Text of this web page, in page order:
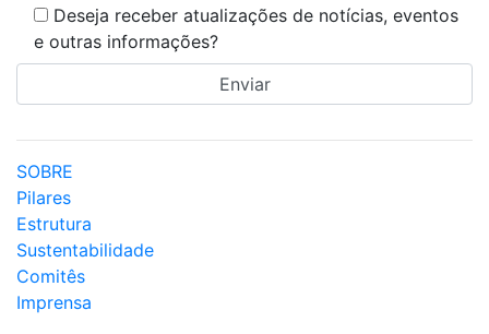
Deseja receber atualizações de notícias, eventos
e outras informações?
SOBRE
Pilares
Estrutura
Sustentabilidade
Comitês
Imprensa